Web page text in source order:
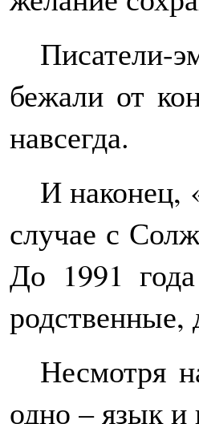
Писатели-
бежали от
навсегда.
И наконец,
случае с
До 1991
родственные,
Несмотря
одно – язык